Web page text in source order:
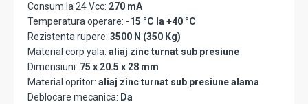
Consum la 24 Vcc: 270 mA
Temperatura operare: -15 °C la +40 °C
Rezistenta rupere: 3500 N (350 Kg)
Material corp yala: aliaj zinc turnat sub presiune
Dimensiuni: 75 x 20.5 x 28 mm
Material opritor: aliaj zinc turnat sub presiune alama
Deblocare mecanica: Da